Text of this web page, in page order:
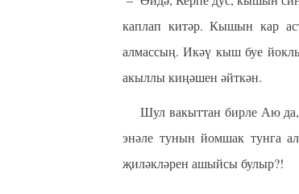
каплап китәр. Кышын кар
алмассың. Икәү кыш буе
акыллы киңәшен әйткән.
Шул вакыттан бирле Аю да,
энәле тунын йомшак тунга
җиләкләрен ашыйсы булыр?!